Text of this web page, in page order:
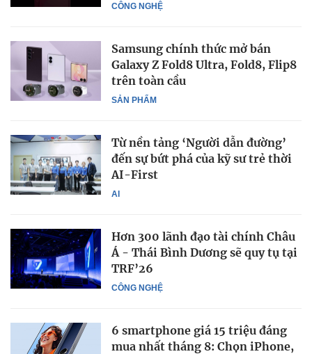
CÔNG NGHỆ
SẢN PHẨM
Samsung chính thức mở bán
Galaxy Z Fold8 Ultra, Fold8, Flip8
trên toàn cầu
AI
Từ nền tảng ‘Người dẫn đường’
đến sự bứt phá của kỹ sư trẻ thời
AI-First
CÔNG NGHỆ
Hơn 300 lãnh đạo tài chính Châu
Á - Thái Bình Dương sẽ quy tụ tại
TRF’26
6 smartphone giá 15 triệu đáng
mua nhất tháng 8: Chọn iPhone,